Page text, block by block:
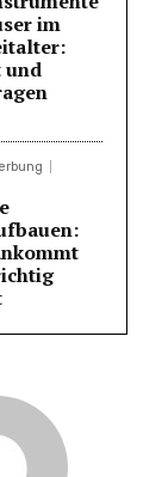
im
und